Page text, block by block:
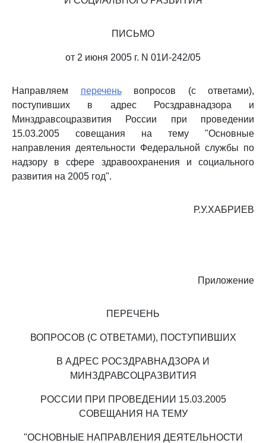
ПИСЬМО
от 2 июня 2005 г. N 01И-242/05
Направляем переченьвопросов (с ответами),
поступивших в адрес Росздравнадзора и
Минздравсоцразвития России при проведении
15.03.2005 совещания на тему "Основные
направления деятельности Федеральной службы по
надзору в сфере здравоохранения и социального
развития на 2005 год".
Р.У.ХАБРИЕВ
Приложение
ПЕРЕЧЕНЬ
ВОПРОСОВ (С ОТВЕТАМИ), ПОСТУПИВШИХ
В АДРЕС РОСЗДРАВНАДЗОРА И
МИНЗДРАВСОЦРАЗВИТИЯ
РОССИИ ПРИ ПРОВЕДЕНИИ 15.03.2005
СОВЕЩАНИЯ НА ТЕМУ
"ОСНОВНЫЕ НАПРАВЛЕНИЯ ДЕЯТЕЛЬНОСТИ